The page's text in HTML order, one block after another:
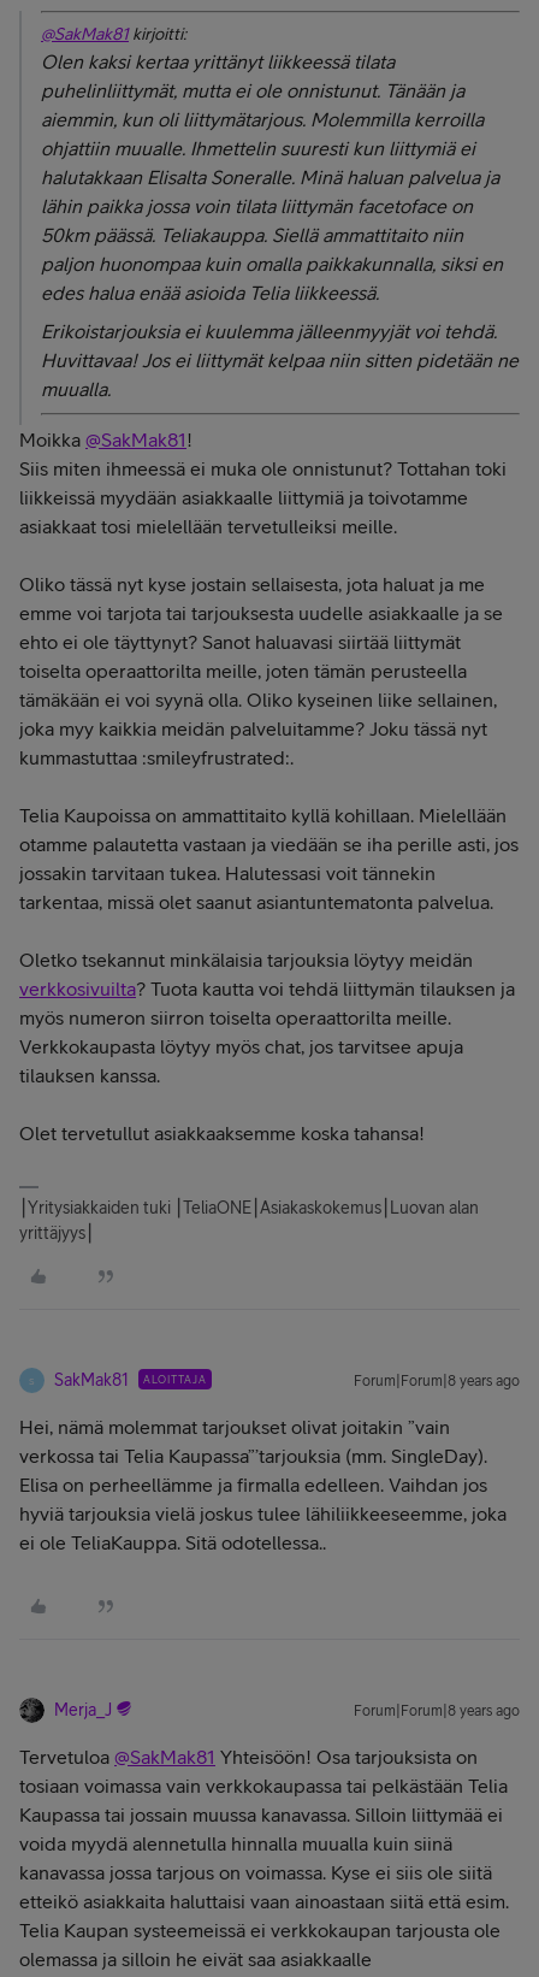
@SakMak81kirjoitti:
Olen kaksi kertaa yrittänyt liikkeessä tilata
puhelinliittymät, mutta ei ole onnistunut. Tänään ja
aiemmin, kun oli liittymätarjous. Molemmilla kerroilla
ohjattiin muualle. Ihmettelin suuresti kun liittymiä ei
halutakkaan Elisalta Soneralle. Minä haluan palvelua ja
lähin paikka jossa voin tilata liittymän facetoface on
50km päässä. Teliakauppa. Siellä ammattitaito niin
paljon huonompaa kuin omalla paikkakunnalla, siksi en
edes halua enää asioida Telia liikkeessä.
Erikoistarjouksia ei kuulemma jälleenmyyjät voi tehdä.
Huvittavaa! Jos ei liittymät kelpaa niin sitten pidetään ne
muualla.
Moikka @SakMak81 !
Siis miten ihmeessä ei muka ole onnistunut? Tottahan toki
liikkeissä myydään asiakkaalle liittymiä ja toivotamme
asiakkaat tosi mielellään tervetulleiksi meille.
Oliko tässä nyt kyse jostain sellaisesta, jota haluat ja me
emme voi tarjota tai tarjouksesta uudelle asiakkaalle ja se
ehto ei ole täyttynyt? Sanot haluavasi siirtää liittymät
toiselta operaattorilta meille, joten tämän perusteella
tämäkään ei voi syynä olla. Oliko kyseinen liike sellainen,
joka myy kaikkia meidän palveluitamme? Joku tässä nyt
kummastuttaa :smileyfrustrated:.
Telia Kaupoissa on ammattitaito kyllä kohillaan. Mielellään
otamme palautetta vastaan ja viedään se iha perille asti, jos
jossakin tarvitaan tukea. Halutessasi voit tännekin
tarkentaa, missä olet saanut asiantuntematonta palvelua.
Oletko tsekannut minkälaisia tarjouksia löytyy meidän
verkkosivuilta? Tuota kautta voi tehdä liittymän tilauksen ja
myös numeron siirron toiselta operaattorilta meille.
Verkkokaupasta löytyy myös chat, jos tarvitsee apuja
tilauksen kanssa.
Olet tervetullut asiakkaaksemme koska tahansa!
⎮Yritysiakkaiden tuki ⎮TeliaONE⎮Asiakaskokemus⎮Luovan alan
yrittäjyys⎮
S SakMak81 ALOITTAJA Forum|Forum|8 years ago
Hei, nämä molemmat tarjoukset olivat joitakin ”vain
verkossa tai Telia Kaupassa”’tarjouksia (mm. SingleDay).
Elisa on perheellämme ja firmalla edelleen. Vaihdan jos
hyviä tarjouksia vielä joskus tulee lähiliikkeeseemme, joka
ei ole TeliaKauppa. Sitä odotellessa..
Merja_J Forum|Forum|8 years ago
Tervetuloa @SakMak81 Yhteisöön! Osa tarjouksista on
tosiaan voimassa vain verkkokaupassa tai pelkästään Telia
Kaupassa tai jossain muussa kanavassa. Silloin liittymää ei
voida myydä alennetulla hinnalla muualla kuin siinä
kanavassa jossa tarjous on voimassa. Kyse ei siis ole siitä
etteikö asiakkaita haluttaisi vaan ainoastaan siitä että esim.
Telia Kaupan systeemeissä ei verkkokaupan tarjousta ole
olemassa ja silloin he eivät saa asiakkaalle